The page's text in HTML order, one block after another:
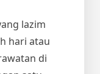
lazim
hari atau
di